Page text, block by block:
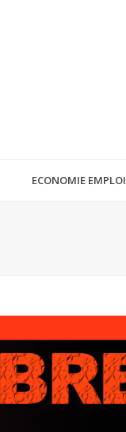
ECONOMIE EMPLOI